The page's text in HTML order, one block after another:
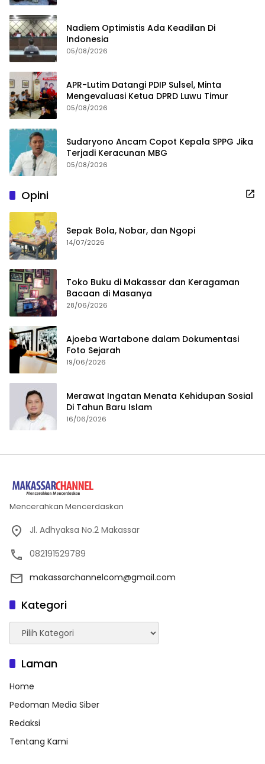
Nadiem Optimistis Ada Keadilan Di
Indonesia
05/08/2026
APR-Lutim Datangi PDIP Sulsel, Minta
Mengevaluasi Ketua DPRD Luwu Timur
05/08/2026
Sudaryono Ancam Copot Kepala SPPG Jika
Terjadi Keracunan MBG
05/08/2026
Opini
Sepak Bola, Nobar, dan Ngopi
14/07/2026
Toko Buku di Makassar dan Keragaman
Bacaan di Masanya
28/06/2026
Ajoeba Wartabone dalam Dokumentasi
Foto Sejarah
19/06/2026
Merawat Ingatan Menata Kehidupan Sosial
Di Tahun Baru Islam
16/06/2026
Mencerahkan Mencerdaskan
Jl. Adhyaksa No.2 Makassar
082191529789
makassarchannelcom@gmail.com
Kategori
Kategori
Laman
Home
Pedoman Media Siber
Redaksi
Tentang Kami